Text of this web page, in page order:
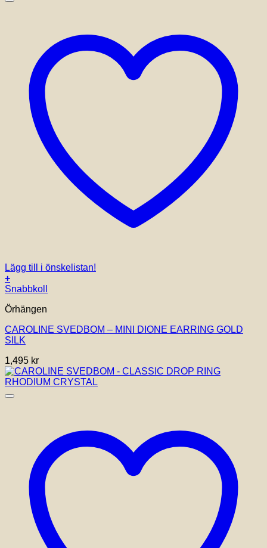
Lägg till i önskelistan!
+
Snabbkoll
Örhängen
CAROLINE SVEDBOM – MINI DIONE EARRING GOLD
SILK
1,495 kr